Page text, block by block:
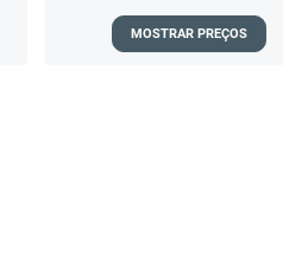
MOSTRAR PREÇOS